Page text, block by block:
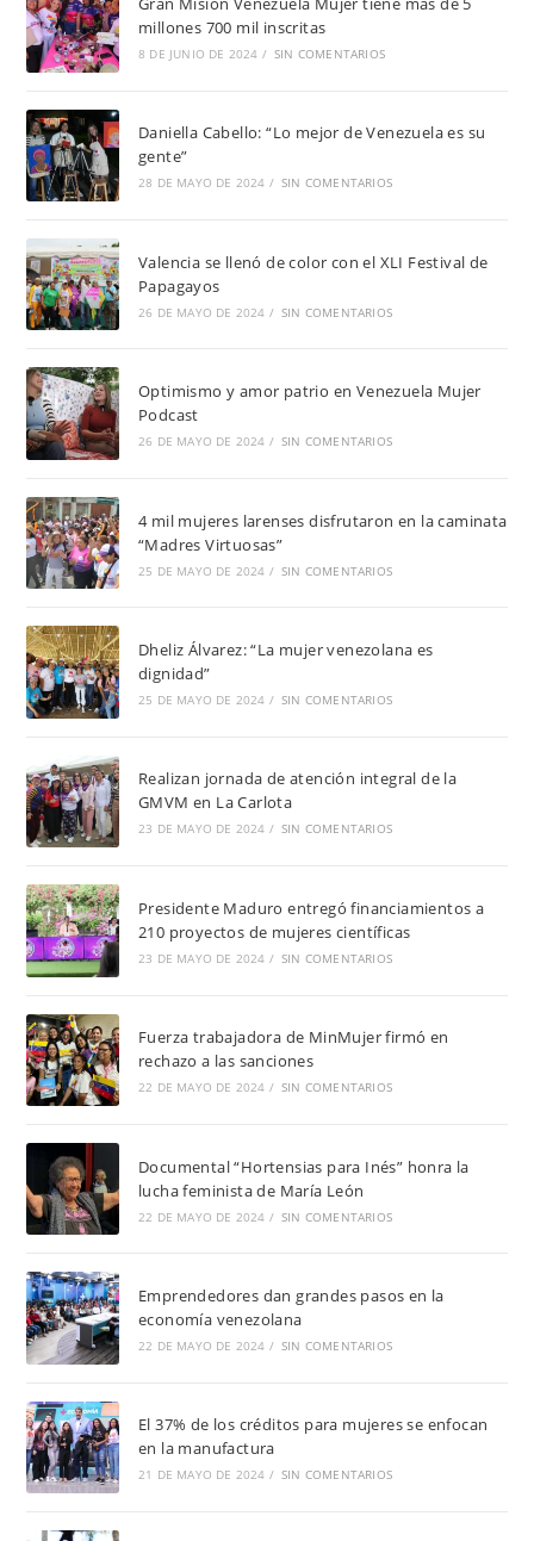
millones 700 mil inscritas
8 DE JUNIO DE 2024 / SIN COMENTARIOS
Daniella Cabello: “Lo mejor de Venezuela es su
gente”
28 DE MAYO DE 2024 / SIN COMENTARIOS
Valencia se llenó de color con el XLI Festival de
Papagayos
26 DE MAYO DE 2024 / SIN COMENTARIOS
Optimismo y amor patrio en Venezuela Mujer
Podcast
26 DE MAYO DE 2024 / SIN COMENTARIOS
4 mil mujeres larenses disfrutaron en la caminata
“Madres Virtuosas”
25 DE MAYO DE 2024 / SIN COMENTARIOS
Dheliz Álvarez: “La mujer venezolana es
dignidad”
25 DE MAYO DE 2024 / SIN COMENTARIOS
Realizan jornada de atención integral de la
GMVM en La Carlota
23 DE MAYO DE 2024 / SIN COMENTARIOS
Presidente Maduro entregó financiamientos a
210 proyectos de mujeres científicas
23 DE MAYO DE 2024 / SIN COMENTARIOS
Fuerza trabajadora de MinMujer firmó en
rechazo a las sanciones
22 DE MAYO DE 2024 / SIN COMENTARIOS
Documental “Hortensias para Inés” honra la
lucha feminista de María León
22 DE MAYO DE 2024 / SIN COMENTARIOS
Emprendedores dan grandes pasos en la
economía venezolana
22 DE MAYO DE 2024 / SIN COMENTARIOS
El 37% de los créditos para mujeres se enfocan
en la manufactura
21 DE MAYO DE 2024 / SIN COMENTARIOS